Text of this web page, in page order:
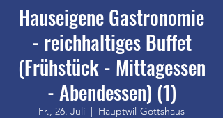
Hauseigene Gastronomie
- reichhaltiges Buffet
(Frühstück - Mittagessen
- Abendessen) (1)
Fr., 26. Juli
  |
Hauptwil-Gottshaus